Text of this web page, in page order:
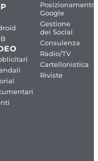
Posizionamento
Google
Gestione
dei Social
Consulenza
Radio/TV
Cartellonistica
Riviste